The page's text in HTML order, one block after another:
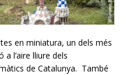
en miniatura, un dels més
l’aire lliure dels
de Catalunya. També